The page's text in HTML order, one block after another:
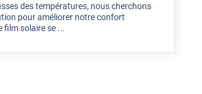
des températures, nous cherchons
pour améliorer notre confort
film solaire se ...